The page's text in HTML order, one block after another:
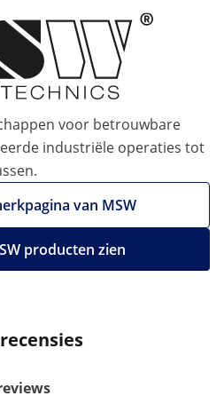
voor betrouwbare
industriële operaties tot
van MSW
producten zien